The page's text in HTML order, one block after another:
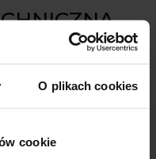
O plikach cookies
cookie
proszkowo, odporna na